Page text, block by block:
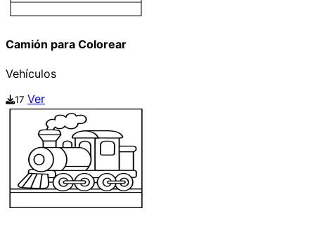
Camión para Colorear
Vehículos
17 Ver